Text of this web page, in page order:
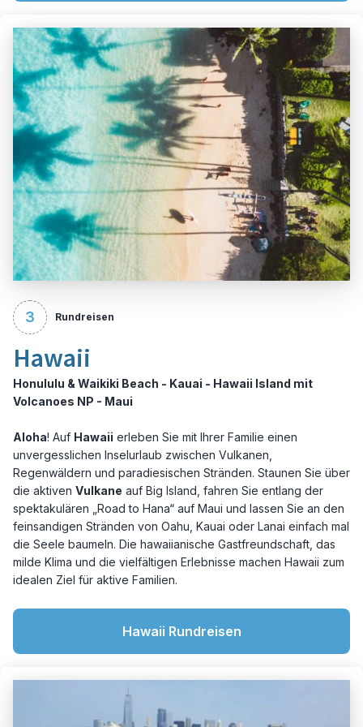
3 Rundreisen
Hawaii
Honululu & Waikiki Beach - Kauai - Hawaii Island mit
Volcanoes NP - Maui
Aloha! Auf Hawaii erleben Sie mit Ihrer Familie einen
unvergesslichen Inselurlaub zwischen Vulkanen,
Regenwäldern und paradiesischen Stränden. Staunen Sie über
die aktiven Vulkane auf Big Island, fahren Sie entlang der
spektakulären „Road to Hana“ auf Maui und lassen Sie an den
feinsandigen Stränden von Oahu, Kauai oder Lanai einfach mal
die Seele baumeln. Die hawaiianische Gastfreundschaft, das
milde Klima und die vielfältigen Erlebnisse machen Hawaii zum
idealen Ziel für aktive Familien.
Hawaii Rundreisen